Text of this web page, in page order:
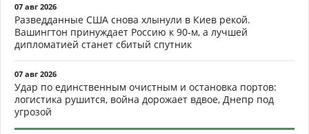
07 авг 2026
Разведданные США снова хлынули в Киев рекой.
Вашингтон принуждает Россию к 90-м, а лучшей
дипломатией станет сбитый спутник
07 авг 2026
Удар по единственным очистным и остановка портов:
логистика рушится, война дорожает вдвое, Днепр под
угрозой